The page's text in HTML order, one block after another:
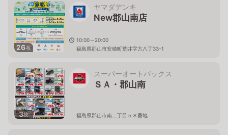
26枚
ヤマダデンキ
New郡山南店
10:00～20:00
福島県郡山市安積町荒井字方八丁33-1
3枚
スーパーオートバックス
ＳＡ・郡山南
福島県郡山市南二丁目５８番地